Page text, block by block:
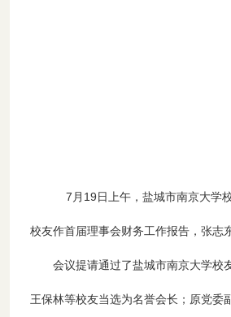
7月19日上午，盐城市南京大学
校友作首届理事会财务工作报告，张志
会议提请通过了盐城市南京大学校友
王保林等校友当选为名誉会长；原党委